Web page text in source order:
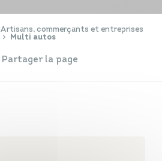
Artisans, commerçants et entreprises
Multi autos
Partager la page